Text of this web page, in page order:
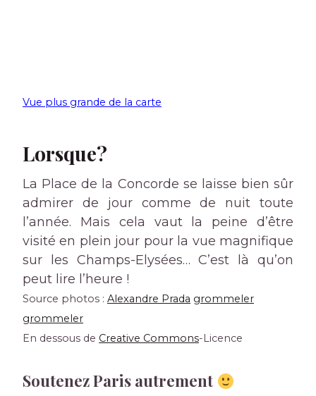
Vue plus grande de la carte
Lorsque?
La Place de la Concorde se laisse bien sûr
admirer de jour comme de nuit toute
l’année. Mais cela vaut la peine d’être
visité en plein jour pour la vue magnifique
sur les Champs-Elysées… C’est là qu’on
peut lire l’heure !
Source photos : Alexandre Prada grommeler
grommeler
En dessous de Creative Commons-Licence
Soutenez Paris autrement